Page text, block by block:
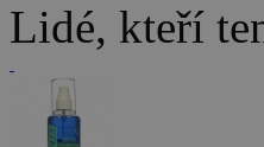
Lidé, kteří